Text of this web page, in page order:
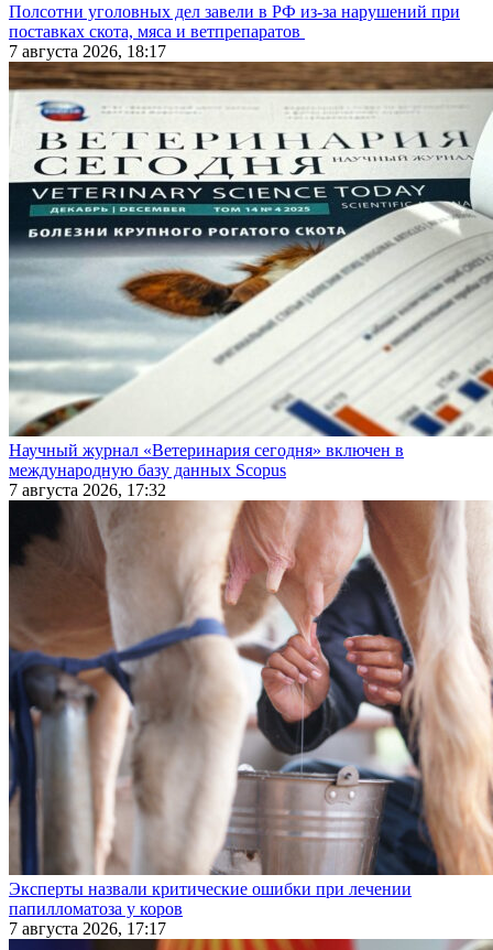
Полсотни уголовных дел завели в РФ из-за нарушений при
поставках скота, мяса и ветпрепаратов
7 августа 2026, 18:17
Научный журнал «Ветеринария сегодня» включен в
международную базу данных Scopus
7 августа 2026, 17:32
Эксперты назвали критические ошибки при лечении
папилломатоза у коров
7 августа 2026, 17:17